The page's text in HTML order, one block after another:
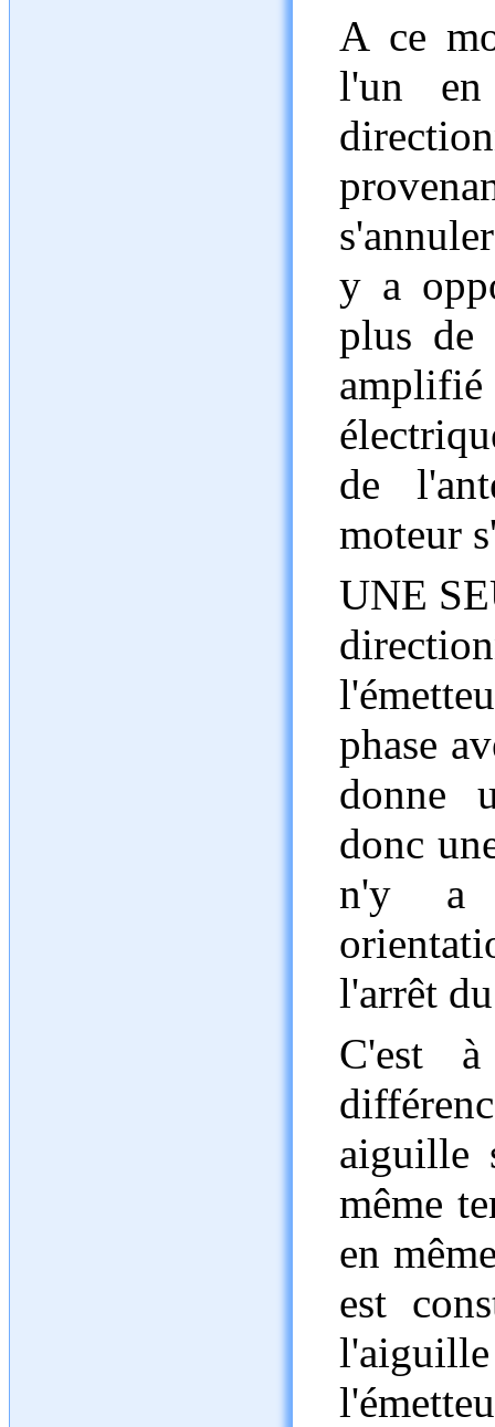
A ce
l'un en
y a
plus de
de
moteur
UNE
phase
donne
donc
n'y a
l'arrêt
C'est
aiguille
même
en
est